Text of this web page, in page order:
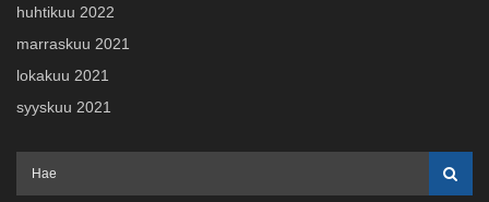
huhtikuu 2022
marraskuu 2021
lokakuu 2021
syyskuu 2021